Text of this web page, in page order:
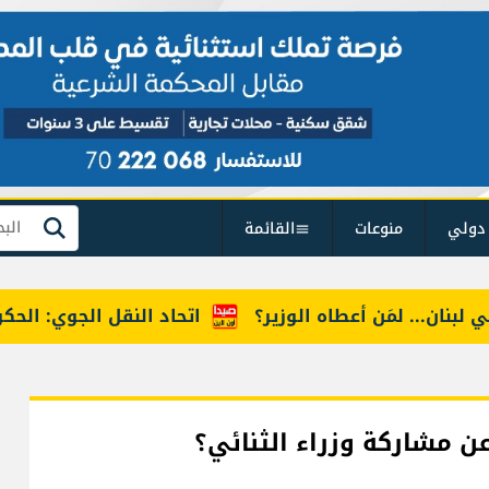
منوعات القائمة بحث
اتحاد النقل الجوي: لمَن أعطاه الوزير؟
مشاركة وزراء الثنائي؟